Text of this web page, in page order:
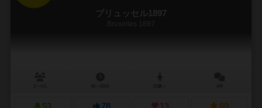
ブリュッセル1897
Bruxelles 1897